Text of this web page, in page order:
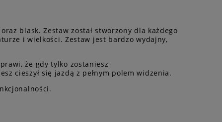
blask. Zestaw został stworzony dla każdego
i wielkości. Zestaw jest bardzo wydajny,
że gdy tylko zostaniesz
cieszył się jazdą z pełnym polem widzenia.